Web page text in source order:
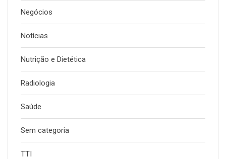
Negócios
Notícias
Nutrição e Dietética
Radiologia
Saúde
Sem categoria
TTI